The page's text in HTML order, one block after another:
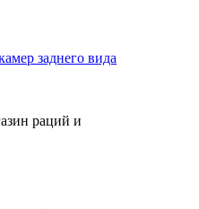
заднего вида
раций и